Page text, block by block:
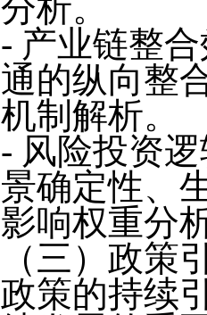
分析。
- 产业链整
通的纵向整
机制解析。
- 风险投资
景确定性、
影响权重分
（三）政策
政策的持续